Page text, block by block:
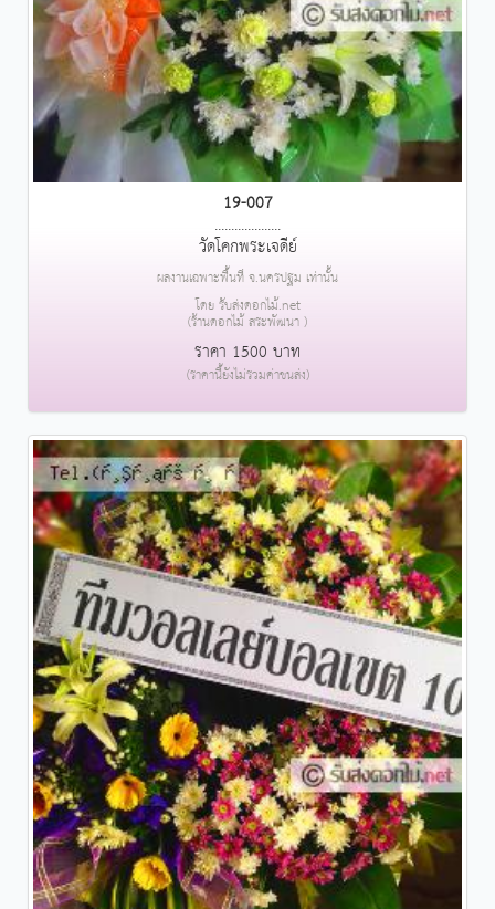
19-007
....................
วัดโคกพระเจดีย์
ผลงานเฉพาะพื้นที่ จ.นครปฐม เท่านั้น
โดย รับส่งดอกไม้.net
(ร้านดอกไม้ สระพัฒนา )
ราคา 1500 บาท
(ราคานี้ยังไม่รวมค่าขนส่ง)